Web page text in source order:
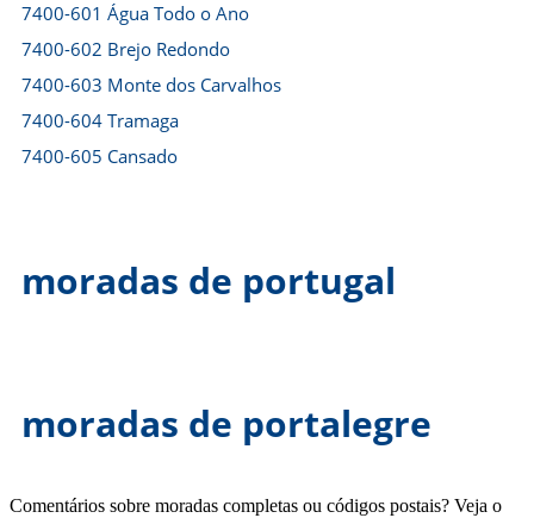
7400-601 Água Todo o Ano
7400-602 Brejo Redondo
7400-603 Monte dos Carvalhos
7400-604 Tramaga
7400-605 Cansado
moradas de portugal
moradas de portalegre
Comentários sobre moradas completas ou códigos postais? Veja o